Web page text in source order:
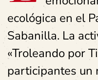
ecológica en el
Sabanilla. La
«Troleando por
participantes un